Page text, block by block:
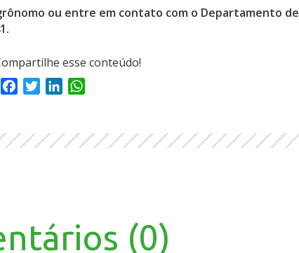
ou entre em contato com o Departamento de
esse conteúdo!
FacebookTwitterLinkedIn
(0)